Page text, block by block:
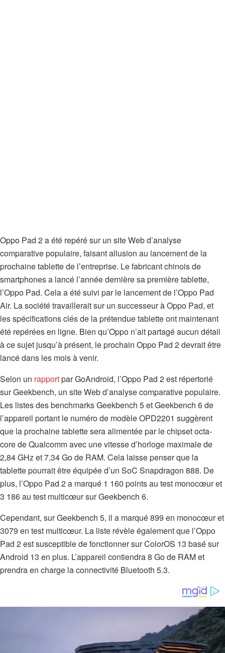
Oppo Pad 2 a été repéré sur un site Web d’analyse
comparative populaire, faisant allusion au lancement de la
prochaine tablette de l’entreprise. Le fabricant chinois de
smartphones a lancé l’année dernière sa première tablette,
l’Oppo Pad. Cela a été suivi par le lancement de l’Oppo Pad
Air. La société travaillerait sur un successeur à Oppo Pad, et
les spécifications clés de la prétendue tablette ont maintenant
été repérées en ligne. Bien qu’Oppo n’ait partagé aucun détail
à ce sujet jusqu’à présent, le prochain Oppo Pad 2 devrait être
lancé dans les mois à venir.
Selon un rapportpar GoAndroid, l’Oppo Pad 2 est répertorié
sur Geekbench, un site Web d’analyse comparative populaire.
Les listes des benchmarks Geekbench 5 et Geekbench 6 de
l’appareil portant le numéro de modèle OPD2201 suggèrent
que la prochaine tablette sera alimentée par le chipset octa-
core de Qualcomm avec une vitesse d’horloge maximale de
2,84 GHz et 7,34 Go de RAM. Cela laisse penser que la
tablette pourrait être équipée d’un SoC Snapdragon 888. De
plus, l’Oppo Pad 2 a marqué 1 160 points au test monocœur et
3 186 au test multicœur sur Geekbench 6.
Cependant, sur Geekbench 5, il a marqué 899 en monocœur et
3079 en test multicœur. La liste révèle également que l’Oppo
Pad 2 est susceptible de fonctionner sur ColorOS 13 basé sur
Android 13 en plus. L’appareil contiendra 8 Go de RAM et
prendra en charge la connectivité Bluetooth 5.3.